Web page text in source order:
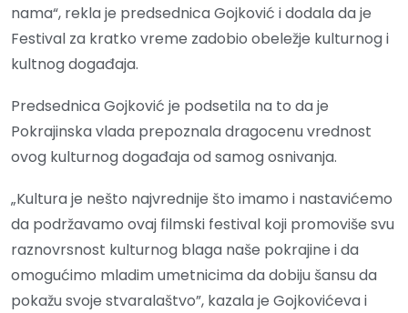
nama“, rekla je predsednica Gojković i dodala da je
Festival za kratko vreme zadobio obeležje kulturnog i
kultnog događaja.
Predsednica Gojković je podsetila na to da je
Pokrajinska vlada prepoznala dragocenu vrednost
ovog kulturnog događaja od samog osnivanja.
„Kultura je nešto najvrednije što imamo i nastavićemo
da podržavamo ovaj filmski festival koji promoviše svu
raznovrsnost kulturnog blaga naše pokrajine i da
omogućimo mladim umetnicima da dobiju šansu da
pokažu svoje stvaralaštvo”, kazala je Gojkovićeva i